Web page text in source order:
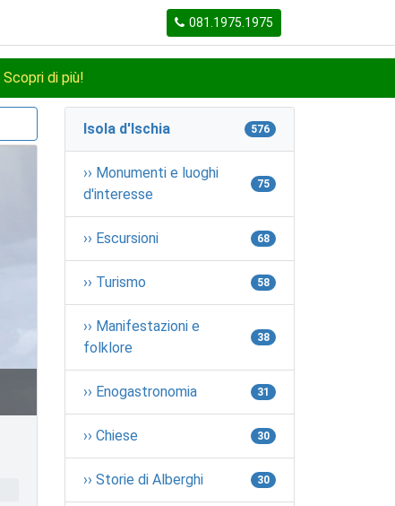
081.1975.1975
Scopri di più!
Isola d'Ischia 576
›› Monumenti e luoghi
d'interesse
75
›› Escursioni 68
›› Turismo 58
›› Manifestazioni e
folklore
38
›› Enogastronomia 31
›› Chiese 30
›› Storie di Alberghi 30